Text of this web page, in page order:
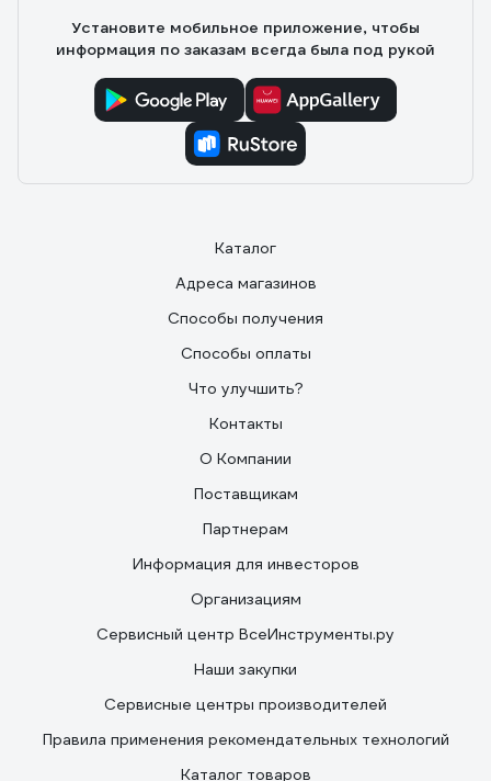
Установите мобильное приложение, чтобы
информация по заказам всегда была под рукой
Каталог
Адреса магазинов
Способы получения
Способы оплаты
Что улучшить?
Контакты
О Компании
Поставщикам
Партнерам
Информация для инвесторов
Организациям
Сервисный центр ВсеИнструменты.ру
Наши закупки
Сервисные центры производителей
Правила применения рекомендательных технологий
Каталог товаров